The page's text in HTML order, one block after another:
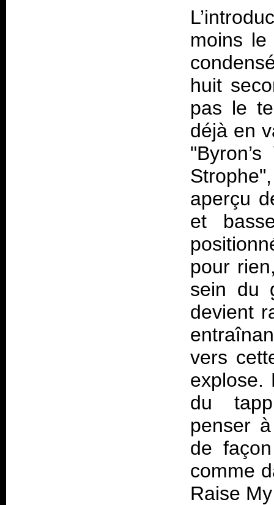
moins le
huit
pas le
déjà en
aperçu
et
pour
sein du
devient
vers
explose.
du
penser
de
comme
Raise